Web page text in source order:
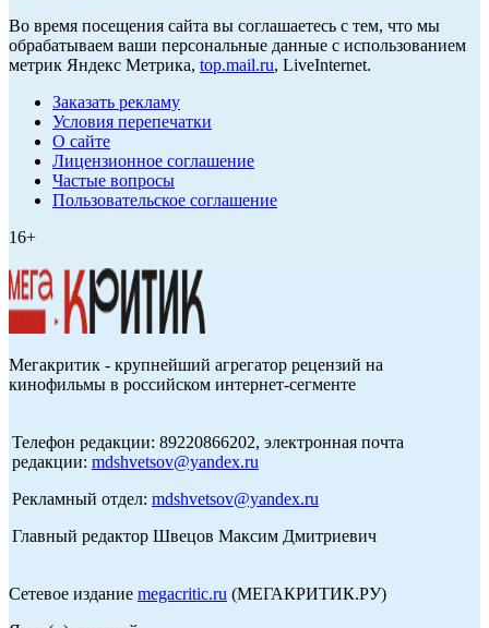
Во время посещения сайта вы соглашаетесь с тем, что мы
обрабатываем ваши персональные данные с использованием
метрик Яндекс Метрика, top.mail.ru, LiveInternet.
Заказать рекламу
Условия перепечатки
О сайте
Лицензионное соглашение
Частые вопросы
Пользовательское соглашение
16+
Мегакритик - крупнейший агрегатор рецензий на
кинофильмы в российском интернет-сегменте
Телефон редакции: 89220866202, электронная почта
редакции: mdshvetsov@yandex.ru
Рекламный отдел: mdshvetsov@yandex.ru
Главный редактор Швецов Максим Дмитриевич
Сетевое издание megacritic.ru (МЕГАКРИТИК.РУ)